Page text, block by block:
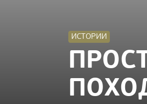
ИСТОРИИ